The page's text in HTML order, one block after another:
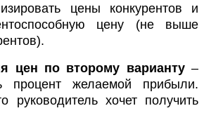
цены конкурентов и
цену (не выше
цен по второму варианту–
процент желаемой прибыли.
руководитель хочет получить